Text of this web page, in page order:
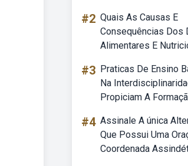
#2 Quais As Causas E
Consequências Dos
Alimentares E
#3 Praticas De Ensino
Na
Propiciam A
#4 Assinale A única
Que Possui Uma
Coordenada